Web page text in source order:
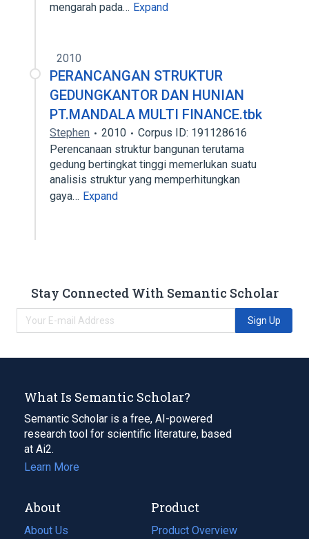
mengarah pada… Expand
2010
PERANCANGAN STRUKTUR
GEDUNGKANTOR DAN HUNIAN
PT.MANDALA MULTI FINANCE.tbk
Stephen 2010
Corpus ID: 191128616
Perencanaan struktur bangunan terutama
gedung bertingkat tinggi memerlukan suatu
analisis struktur yang memperhitungkan
gaya… Expand
Stay Connected With Semantic Scholar
Sign Up
What Is Semantic Scholar?
Semantic Scholar is a free, AI-powered
research tool for scientific literature, based
at Ai2.
Learn More
About
About Us
Product
Product Overview